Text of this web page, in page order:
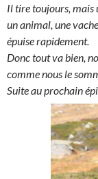
Il tire toujours, mais
un animal, une
épuise rapidement.
Donc tout va bien,
comme nous le
Suite au prochain